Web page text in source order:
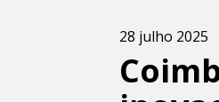
28 julho 2025